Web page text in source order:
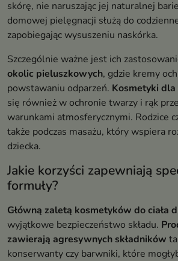
skórę, nie naruszając jej naturalnej
domowej pielęgnacji służą do
zapobiegając wysuszeniu naskórka.
Szczególnie ważne jest ich
okolic pieluszkowych, gdzie kremy
powstawaniu odparzeń. Kosmetyki dla
się również w ochronie twarzy i rąk
warunkami atmosferycznymi. Rodzice
także podczas masażu, który wspiera
dziecka.
Jakie korzyści zapewniają
formuły?
Główną zaletą kosmetyków do ciała
wyjątkowe bezpieczeństwo składu.
zawierają agresywnych składników
konserwanty czy barwniki, które